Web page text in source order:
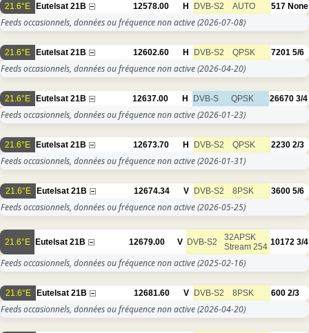
21.6°E Eutelsat 21B 12578.00 H DVB-S2 AUTO 517 None
Feeds occasionnels, données ou fréquence non active(2026-07-08)
21.6°E Eutelsat 21B 12602.60 H DVB-S2 QPSK 7201 5/6
Feeds occasionnels, données ou fréquence non active(2026-04-20)
21.6°E Eutelsat 21B 12637.00 H DVB-S QPSK 26670 3/4
Feeds occasionnels, données ou fréquence non active(2026-01-23)
21.6°E Eutelsat 21B 12673.70 H DVB-S2 QPSK 2230 2/3
Feeds occasionnels, données ou fréquence non active(2026-01-31)
21.6°E Eutelsat 21B 12674.34 V DVB-S2 8PSK 3600 5/6
Feeds occasionnels, données ou fréquence non active(2026-05-25)
21.6°E Eutelsat 21B 12679.00 V DVB-S2
32APSK
Stream 254 10172 3/4
Feeds occasionnels, données ou fréquence non active(2025-02-16)
21.6°E Eutelsat 21B 12681.60 V DVB-S2 8PSK 600 2/3
Feeds occasionnels, données ou fréquence non active(2026-04-20)